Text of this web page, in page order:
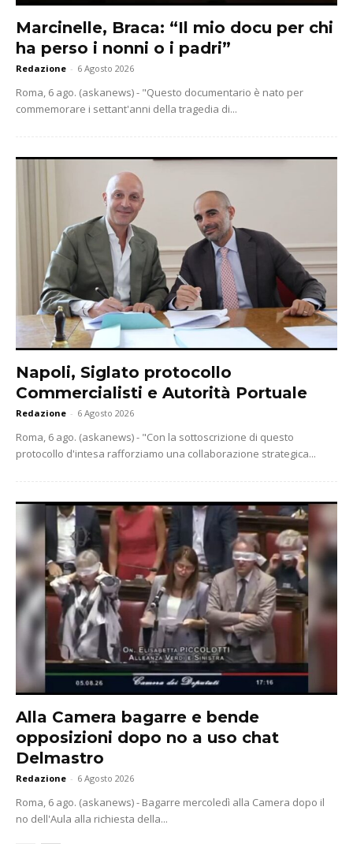
Marcinelle, Braca: “Il mio docu per chi
ha perso i nonni o i padri”
Redazione - 6 Agosto 2026
Roma, 6 ago. (askanews) - "Questo documentario è nato per
commemorare i settant'anni della tragedia di...
Napoli, Siglato protocollo
Commercialisti e Autorità Portuale
Redazione - 6 Agosto 2026
Roma, 6 ago. (askanews) - "Con la sottoscrizione di questo
protocollo d'intesa rafforziamo una collaborazione strategica...
Alla Camera bagarre e bende
opposizioni dopo no a uso chat
Delmastro
Redazione - 6 Agosto 2026
Roma, 6 ago. (askanews) - Bagarre mercoledì alla Camera dopo il
no dell'Aula alla richiesta della...